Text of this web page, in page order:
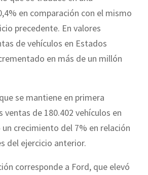
en comparación con el mismo
precedente. En valores
de vehículos en Estados
en más de un millón
se mantiene en primera
ventas de 180.402 vehículos en
crecimiento del 7% en relación
del ejercicio anterior.
corresponde a Ford, que elevó